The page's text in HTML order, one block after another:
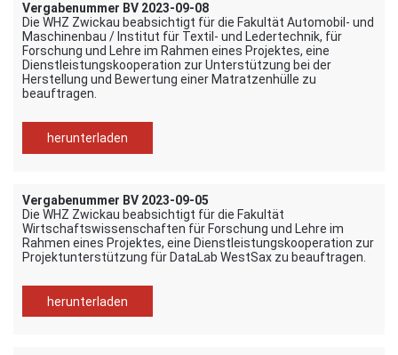
Vergabenummer BV 2023-09-08
Die WHZ Zwickau beabsichtigt für die Fakultät Automobil- und
Maschinenbau / Institut für Textil- und Ledertechnik, für
Forschung und Lehre im Rahmen eines Projektes, eine
Dienstleistungskooperation zur Unterstützung bei der
Herstellung und Bewertung einer Matratzenhülle zu
beauftragen.
herunterladen
Vergabenummer BV 2023-09-05
Die WHZ Zwickau beabsichtigt für die Fakultät
Wirtschaftswissenschaften für Forschung und Lehre im
Rahmen eines Projektes, eine Dienstleistungskooperation zur
Projektunterstützung für DataLab WestSax zu beauftragen.
herunterladen